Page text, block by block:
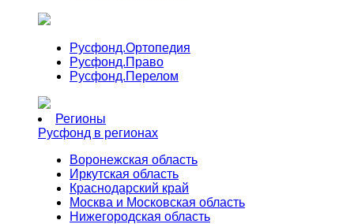
Русфонд.Ортопедия
Русфонд.Право
Русфонд.Перелом
Регионы
Русфонд в регионах
Воронежская область
Иркутская область
Краснодарский край
Москва и Московская область
Нижегородская область